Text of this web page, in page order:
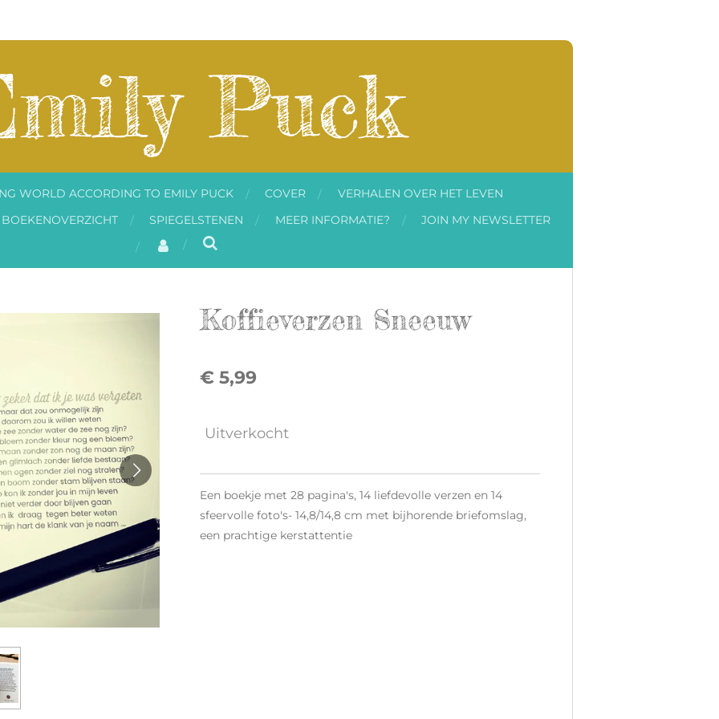
Puck
WORLD ACCORDING TO EMILY PUCK COVER
VERHALEN OVER HET LEVEN
BOEKENOVERZICHT SPIEGELSTENEN MEER INFORMATIE? JOIN MY NEWSLETTER
Koffieverzen Sneeuw
€ 5,99
Uitverkocht
Een boekje met 28 pagina's, 14 liefdevolle verzen en 14
sfeervolle foto's- 14,8/14,8 cm met bijhorende briefomslag,
een prachtige kerstattentie